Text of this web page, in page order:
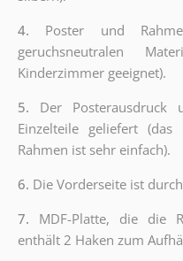
4. Poster und
geruchsneutralen
Kinderzimmer geeignet).
5. Der
Einzelteile geliefert
Rahmen ist sehr einfach).
6. Die Vorderseite ist
7. MDF-Platte, die die
enthält 2 Haken zum